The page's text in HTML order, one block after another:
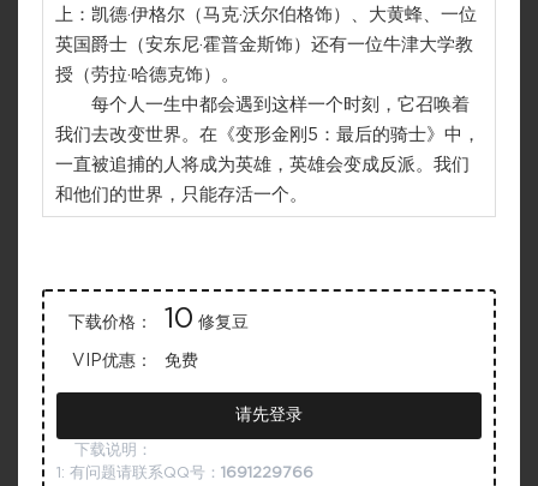
上：凯德·伊格尔（马克·沃尔伯格饰）、大黄蜂、一位
英国爵士（安东尼·霍普金斯饰）还有一位牛津大学教
授（劳拉·哈德克饰）。
每个人一生中都会遇到这样一个时刻，它召唤着
我们去改变世界。在《变形金刚5：最后的骑士》中，
一直被追捕的人将成为英雄，英雄会变成反派。我们
和他们的世界，只能存活一个。
下载价格： 10 修复豆
VIP优惠： 免费
请先登录
下载说明：
1: 有问题请联系QQ号： 1691229766